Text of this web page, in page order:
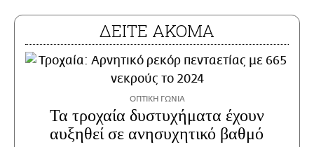
ΟΠΤΙΚΗ ΓΩΝΙΑ
Τα τροχαία δυστυχήματα έχουν
αυξηθεί σε ανησυχητικό βαθμό